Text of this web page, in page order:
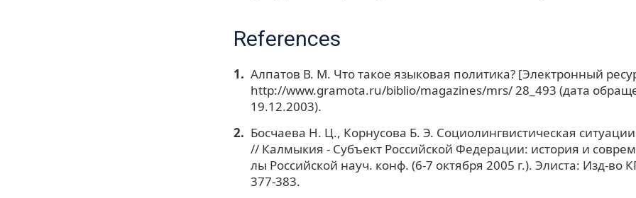
References
Алпатов В. М. Что такое языковая политика? [Электронный
http://www.gramota.ru/biblio/magazines/mrs/ 28_493 (дата
19.12.2003).
Босчаева Н. Ц., Корнусова Б. Э. Социолингвистическая
// Калмыкия - Субъект Российской Федерации: история и
лы Российской науч. конф. (6-7 октября 2005 г.). Элиста: Изд-во
377-383.